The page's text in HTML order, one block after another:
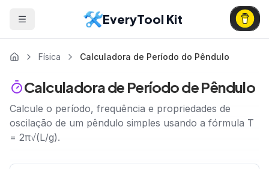
EveryTool Kit
Física Calculadora de Período do Pêndulo
Calculadora de Período de Pêndulo
Calcule o período, frequência e propriedades de
oscilação de um pêndulo simples usando a fórmula T
= 2π√(L/g).